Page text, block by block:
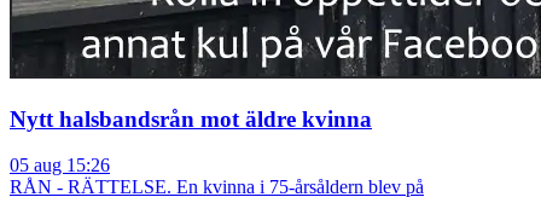
Nytt halsbandsrån mot äldre kvinna
05 aug 15:26
RÅN - RÄTTELSE. En kvinna i 75-årsåldern blev på